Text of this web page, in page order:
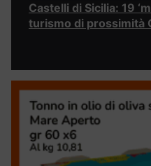
Castelli di Sicilia: 19
turismo di prossimità